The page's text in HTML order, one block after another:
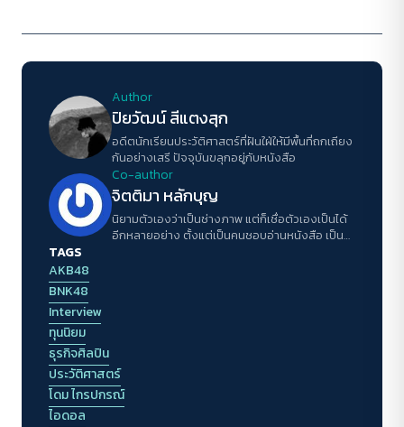
Author
ปิยวัฒน์ สีแตงสุก
อดีตนักเรียนประวัติศาสตร์ที่ฝันใฝ่ให้มีพื้นที่ถกเถียง
กันอย่างเสรี ปัจจุบันขลุกอยู่กับหนังสือ
Co-author
จิตติมา หลักบุญ
นิยามตัวเองว่าเป็นช่างภาพ แต่ก็เชื่อตัวเองเป็นได้
อีกหลายอย่าง ตั้งแต่เป็นคนชอบอ่านหนังสือ เป็น
TAGS
AKB48
BNK48
Interview
ทุนนิยม
ธุรกิจศิลปิน
ประวัติศาสตร์
โดม ไกรปกรณ์
ไอดอล